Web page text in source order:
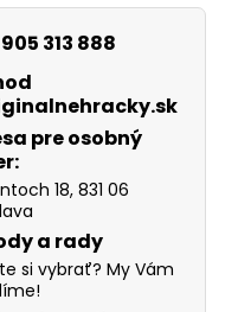
313 888
pre osobný
18, 831 06
a rady
si vybrať? My Vám